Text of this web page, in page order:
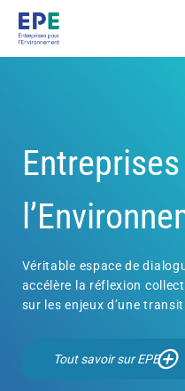
Véritable espace de
accélère la réflexion
sur les enjeux d’une
Tout savoir sur EPE